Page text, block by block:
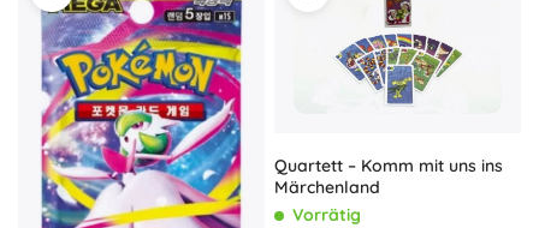
Quartett – Komm mit uns ins
Märchenland
Vorrätig